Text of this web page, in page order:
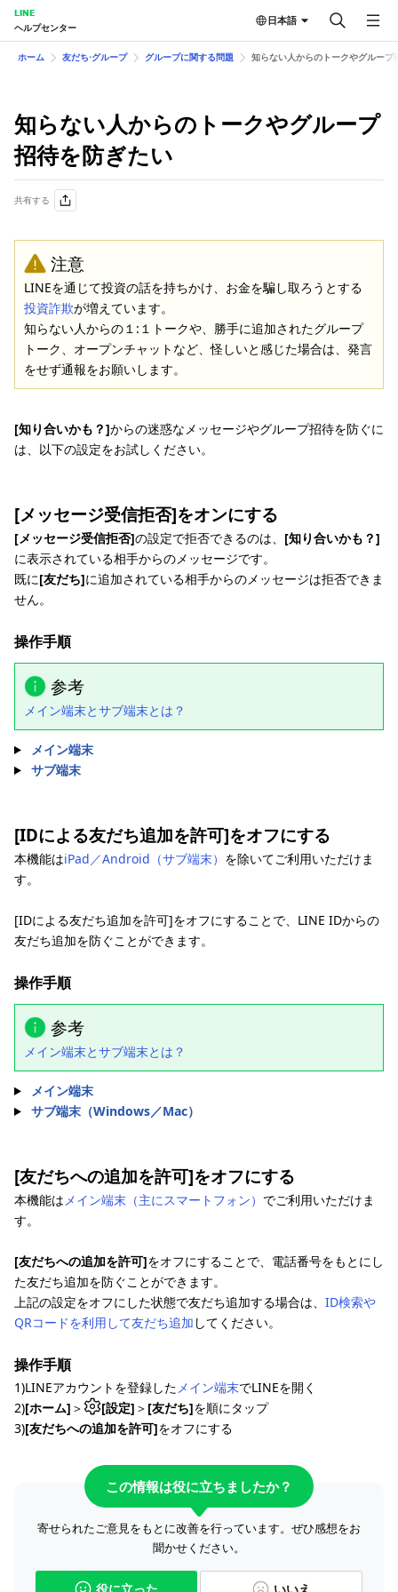
LINE
ヘルプセンター
日本語
ホーム 友だち⋅グループ グループに関する問題 知らない人からのトークやグループ
知らない人からのトークやグループ
招待を防ぎたい
共有する
注意
LINEを通じて投資の話を持ちかけ、お金を騙し取ろうとする
投資詐欺が増えています。
知らない人からの１:１トークや、勝手に追加されたグループ
トーク、オープンチャットなど、怪しいと感じた場合は、発言
をせず通報をお願いします。
[知り合いかも？]からの迷惑なメッセージやグループ招待を防ぐに
は、以下の設定をお試しください。
[メッセージ受信拒否]をオンにする
[メッセージ受信拒否]の設定で拒否できるのは、 [知り合いかも？]
に表示されている相手からのメッセージです。
既に[友だち]に追加されている相手からのメッセージは拒否できま
せん。
操作手順
参考
メイン端末とサブ端末とは？
メイン端末
サブ端末
[IDによる友だち追加を許可]をオフにする
本機能はiPad／Android（サブ端末） を除いてご利用いただけま
す。
[IDによる友だち追加を許可]をオフにすることで、LINE IDからの
友だち追加を防ぐことができます。
操作手順
参考
メイン端末とサブ端末とは？
メイン端末
サブ端末（Windows／Mac）
[友だちへの追加を許可]をオフにする
本機能はメイン端末（主にスマートフォン） でご利用いただけま
す。
[友だちへの追加を許可]をオフにすることで、電話番号をもとにし
た友だち追加を防ぐことができます。
上記の設定をオフにした状態で友だち追加する場合は、 ID検索や
QRコードを利用して友だち追加 してください。
操作手順
1)LINEアカウントを登録したメイン端末でLINEを開く
2)[ホーム] ＞ [設定] ＞ [友だち]を順にタップ
3)[友だちへの追加を許可]をオフにする
この情報は役に立ちましたか？
寄せられたご意見をもとに改善を行っています。ぜひ感想をお
聞かせください。
役に立った いいえ